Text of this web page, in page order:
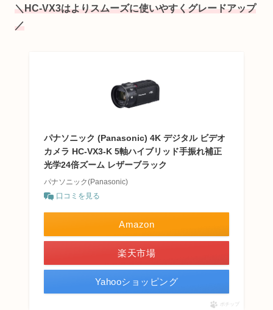
＼HC-VX3はよりスムーズに使いやすくグレードアップ
／
パナソニック (Panasonic) 4K デジタル ビデオ
カメラ HC-VX3-K 5軸ハイブリッド手振れ補正
光学24倍ズーム レザーブラック
パナソニック(Panasonic)
口コミを見る
Amazon
楽天市場
Yahooショッピング
ポチップ